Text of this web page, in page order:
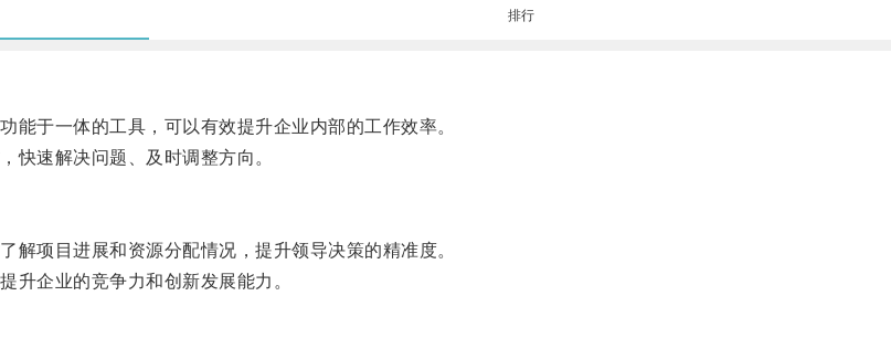
排行
于一体的工具，可以有效提升企业内部的工作效率。
速解决问题、及时调整方向。
项目进展和资源分配情况，提升领导决策的精准度。
企业的竞争力和创新发展能力。